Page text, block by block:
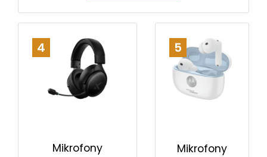
4
Mikrofony
5
Mikrofony